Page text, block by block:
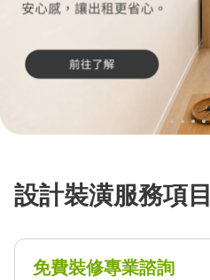
設計裝潢服務項目
免費裝修專業諮詢